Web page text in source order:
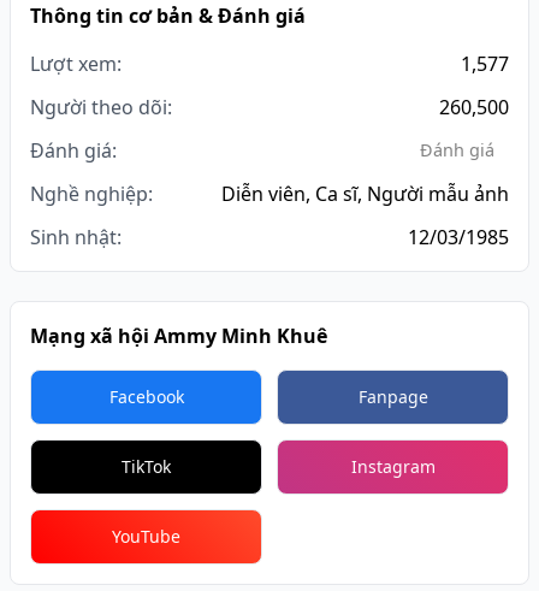
Thông tin cơ bản & Đánh giá
Lượt xem:
1,577
Người theo dõi:
260,500
Đánh giá:
Đánh giá
Nghề nghiệp:
Diễn viên, Ca sĩ, Người mẫu ảnh
Sinh nhật:
12/03/1985
Mạng xã hội Ammy Minh Khuê
Facebook Fanpage
TikTok Instagram
YouTube